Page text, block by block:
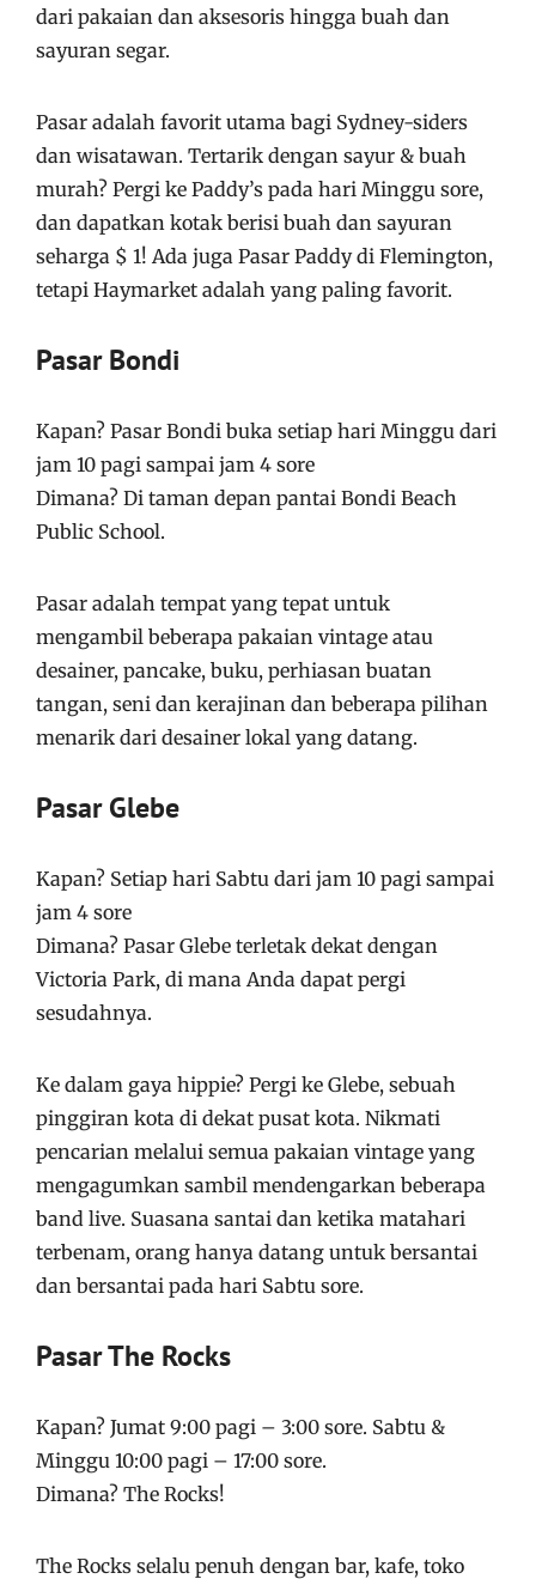
dari pakaian dan aksesoris hingga buah dan
sayuran segar.
Pasar adalah favorit utama bagi Sydney-siders
dan wisatawan. Tertarik dengan sayur & buah
murah? Pergi ke Paddy’s pada hari Minggu sore,
dan dapatkan kotak berisi buah dan sayuran
seharga $ 1! Ada juga Pasar Paddy di Flemington,
tetapi Haymarket adalah yang paling favorit.
Pasar Bondi
Kapan? Pasar Bondi buka setiap hari Minggu dari
jam 10 pagi sampai jam 4 sore
Dimana? Di taman depan pantai Bondi Beach
Public School.
Pasar adalah tempat yang tepat untuk
mengambil beberapa pakaian vintage atau
desainer, pancake, buku, perhiasan buatan
tangan, seni dan kerajinan dan beberapa pilihan
menarik dari desainer lokal yang datang.
Pasar Glebe
Kapan? Setiap hari Sabtu dari jam 10 pagi sampai
jam 4 sore
Dimana? Pasar Glebe terletak dekat dengan
Victoria Park, di mana Anda dapat pergi
sesudahnya.
Ke dalam gaya hippie? Pergi ke Glebe, sebuah
pinggiran kota di dekat pusat kota. Nikmati
pencarian melalui semua pakaian vintage yang
mengagumkan sambil mendengarkan beberapa
band live. Suasana santai dan ketika matahari
terbenam, orang hanya datang untuk bersantai
dan bersantai pada hari Sabtu sore.
Pasar The Rocks
Kapan? Jumat 9:00 pagi – 3:00 sore. Sabtu &
Minggu 10:00 pagi – 17:00 sore.
Dimana? The Rocks!
The Rocks selalu penuh dengan bar, kafe, toko